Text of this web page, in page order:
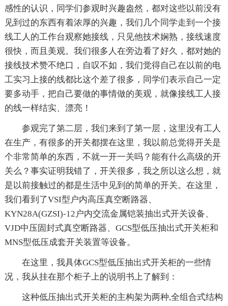
感性的认识，同学们参观时兴趣盎然，都对这些以前没有
见到过的东西有着浓厚的兴趣，我们几个同学走到一个接
线工人的工作台观察她接线，只见他技术娴熟，接线速度
很快，而且美观。我们很多人在旁边看了好久，都对她的
接线技术赞不绝口，自叹不如，我们觉得自己在以前的电
工实习上接的线都比这个差了很多，同学们表示自己一定
要多动手，把自己要做的事情做的美观，就像接线工人接
的线一样结实、漂亮！
参观完了第二层，我们来到了第一层，这里没有工人
在生产，有很多的开关都摆在这里，我以前总觉得开关是
个非常简单的东西，不就一开一关吗？能有什么高级的开
关么？事实证明我错了，开关很多，我之所以这么想，就
是以前接触过的都是生活中见到的简单的开关。在这里，
我们看到了VSI型户内高压真空断路器、
KYN28A(GZSI)-12户内交流金属铠装抽出式开关设备、
VJD中压固封式真空断路器、GCS型低压抽出式开关柜和
MNS型低压成套开关装置等设备。
在这里，我具体GCS型低压抽出式开关柜的一些情
况，我从挂在那个柜子上的说明书上了解到：
这种低压抽出式开关柜的主构架为两种,全组合式结构